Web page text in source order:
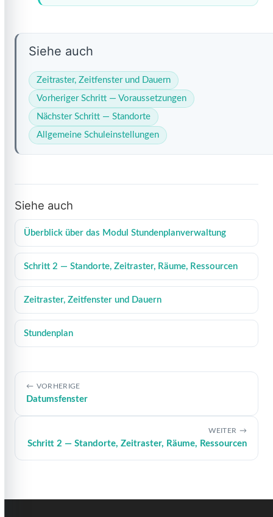
Siehe auch
Zeitraster, Zeitfenster und Dauern
Vorheriger Schritt — Voraussetzungen
Nächster Schritt — Standorte
Allgemeine Schuleinstellungen
Siehe auch
Überblick über das Modul Stundenplanverwaltung
Schritt 2 — Standorte, Zeitraster, Räume, Ressourcen
Zeitraster, Zeitfenster und Dauern
Stundenplan
VORHERIGE
Datumsfenster
WEITER
Schritt 2 — Standorte, Zeitraster, Räume, Ressourcen